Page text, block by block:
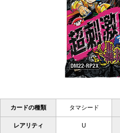
カードの種類 タマシード
レアリティ U